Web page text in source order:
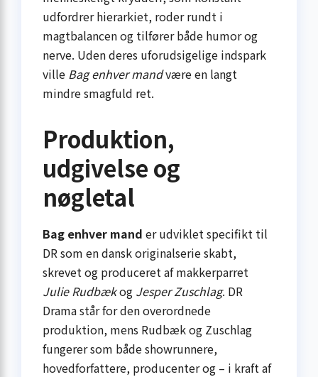
udfordrer hierarkiet, roder rundt i
magtbalancen og tilfører både humor og
nerve. Uden deres uforudsigelige indspark
ville Bag enhver mandvære en langt
mindre smagfuld ret.
Produktion,
udgivelse og
nøgletal
Bag enhver mand er udviklet specifikt til
DR som en dansk originalserie skabt,
skrevet og produceret af makkerparret
Julie Rudbækog Jesper Zuschlag. DR
Drama står for den overordnede
produktion, mens Rudbæk og Zuschlag
fungerer som både showrunnere,
hovedforfattere, producenter og – i kraft af